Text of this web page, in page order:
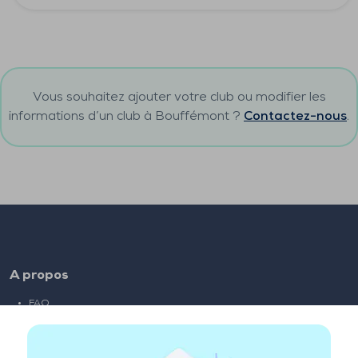
Vous souhaitez ajouter votre club ou modifier les
informations d’un club à Bouffémont ? Contactez-nous.
A propos
FAQ
Liens partenaires